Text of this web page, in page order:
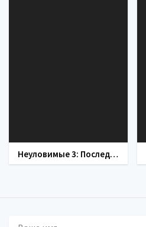
Неуловимые 3: Последний герой (фильм 2016)